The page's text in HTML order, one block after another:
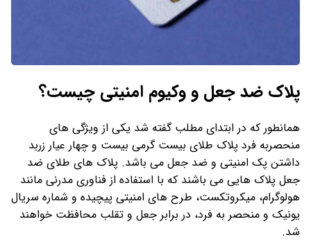
پلاک ضد جعل و وکیوم امنیتی چیست؟
همانطور که در ابتدای مطلب گفته شد یکی از ویژگی های
منحصربه فرد پلاک طلای بیست گرمی بیست و چهار عیار زربد
داشتن پک امنیتی و ضد جعل می باشد. پلاک های طلای ضد
جعل پلاک هایی می باشند که با استفاده از فناوری مدرنی مانند
هولوگرام، میکروتکست، طرح های امنیتی پیچیده و شماره سریال
یونیک و منحصر به فرد، در برابر جعل و تقلب محافظت خواهند
شد.